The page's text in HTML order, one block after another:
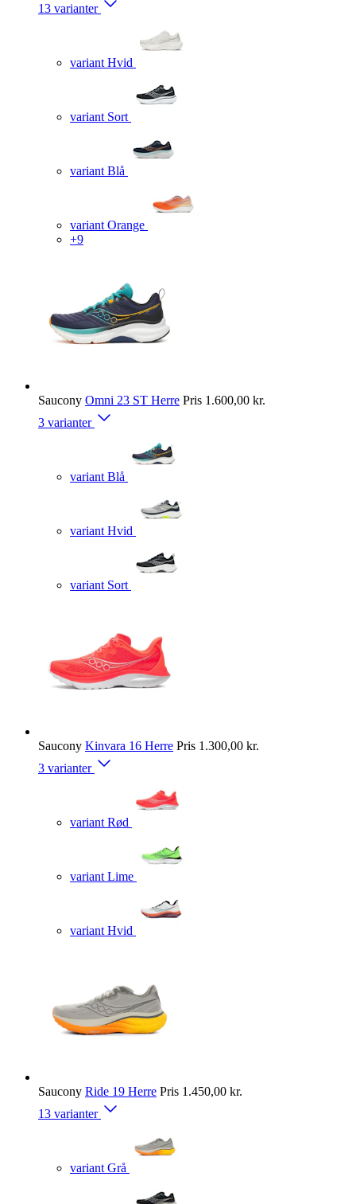
13 varianter
variant Hvid
variant Sort
variant Blå
variant Orange
+9
Saucony Omni 23 ST Herre Pris 1.600,00 kr.
3 varianter
variant Blå
variant Hvid
variant Sort
Saucony Kinvara 16 Herre Pris 1.300,00 kr.
3 varianter
variant Rød
variant Lime
variant Hvid
Saucony Ride 19 Herre Pris 1.450,00 kr.
13 varianter
variant Grå